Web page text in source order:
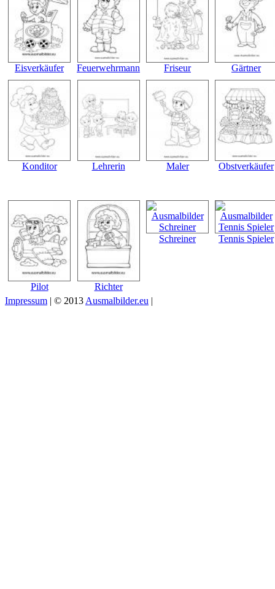
Eisverkäufer Feuerwehrmann Friseur Gärtner
Konditor Lehrerin Maler Obstverkäufer
Pilot Richter
Schreiner Tennis Spieler
Impressum | © 2013 Ausmalbilder.eu |